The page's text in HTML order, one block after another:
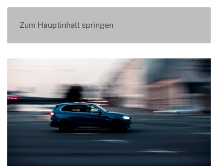
Zum Hauptinhalt springen